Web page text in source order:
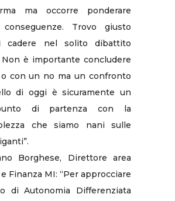
ma occorre ponderare
Trovo giusto
cadere nel solito dibattito
Non è importante concludere
con un no ma un confronto
di oggi è sicuramente un
di partenza con la
che siamo nani sulle
Borghese, Direttore area
Finanza MI: “Per approcciare
di Autonomia Differenziata